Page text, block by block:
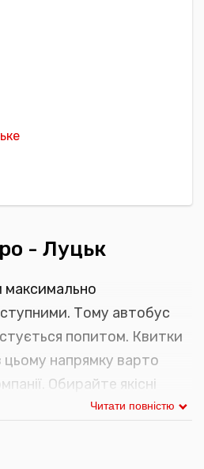
- Луцьк
максимально
Тому автобус
попитом. Квитки
цьому напрямку варто
Обирайте якісні
з 24Bus.
Дніпро
Читати повністю